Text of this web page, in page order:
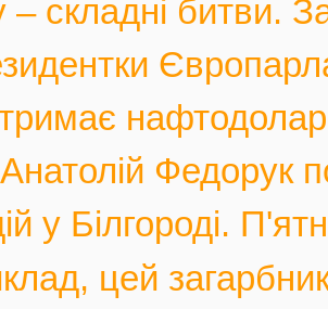
складні битви.
Федорук
у Білгороді.
цей